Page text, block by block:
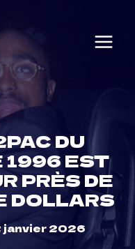
DU
1996 EST
PRÈS DE
DOLLARS
janvier 2026